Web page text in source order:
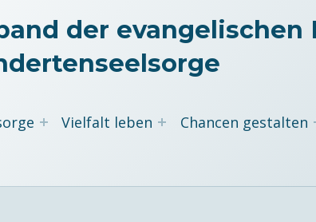
der
Vielfalt leben Chancen gestalten